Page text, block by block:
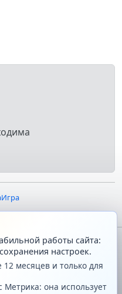
работы сайта:
настроек.
12 месяцев и только для
она использует